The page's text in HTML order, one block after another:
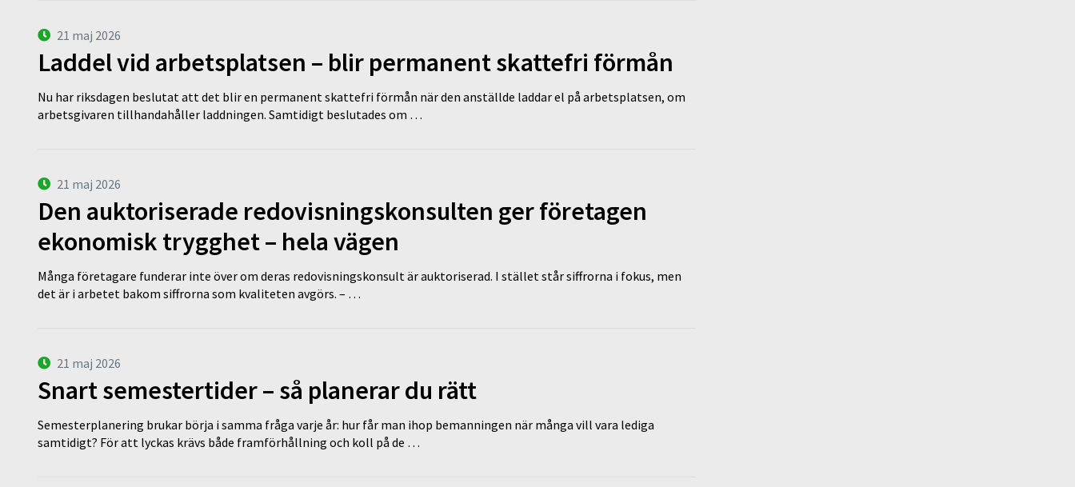
21 maj 2026
Laddel vid arbetsplatsen – blir permanent skattefri förmån
Nu har riksdagen beslutat att det blir en permanent skattefri förmån när den anställde laddar el på arbetsplatsen, om
arbetsgivaren tillhandahåller laddningen. Samtidigt beslutades om …
21 maj 2026
Den auktoriserade redovisningskonsulten ger företagen
ekonomisk trygghet – hela vägen
Många företagare funderar inte över om deras redovisningskonsult är auktoriserad. I stället står siffrorna i fokus, men
det är i arbetet bakom siffrorna som kvaliteten avgörs. – …
21 maj 2026
Snart semestertider – så planerar du rätt
Semesterplanering brukar börja i samma fråga varje år: hur får man ihop bemanningen när många vill vara lediga
samtidigt? För att lyckas krävs både framförhållning och koll på de …